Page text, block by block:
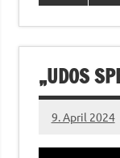
„UDOS
9. April 2024